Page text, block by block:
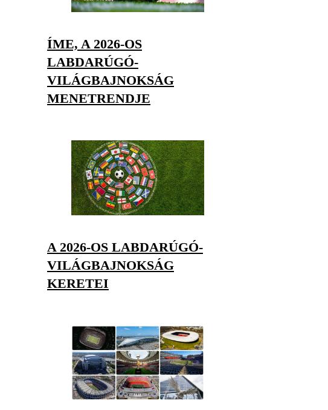
ÍME, A 2026-OS
LABDARÚGÓ-
VILÁGBAJNOKSÁG
MENETRENDJE
A 2026-OS LABDARÚGÓ-
VILÁGBAJNOKSÁG
KERETEI